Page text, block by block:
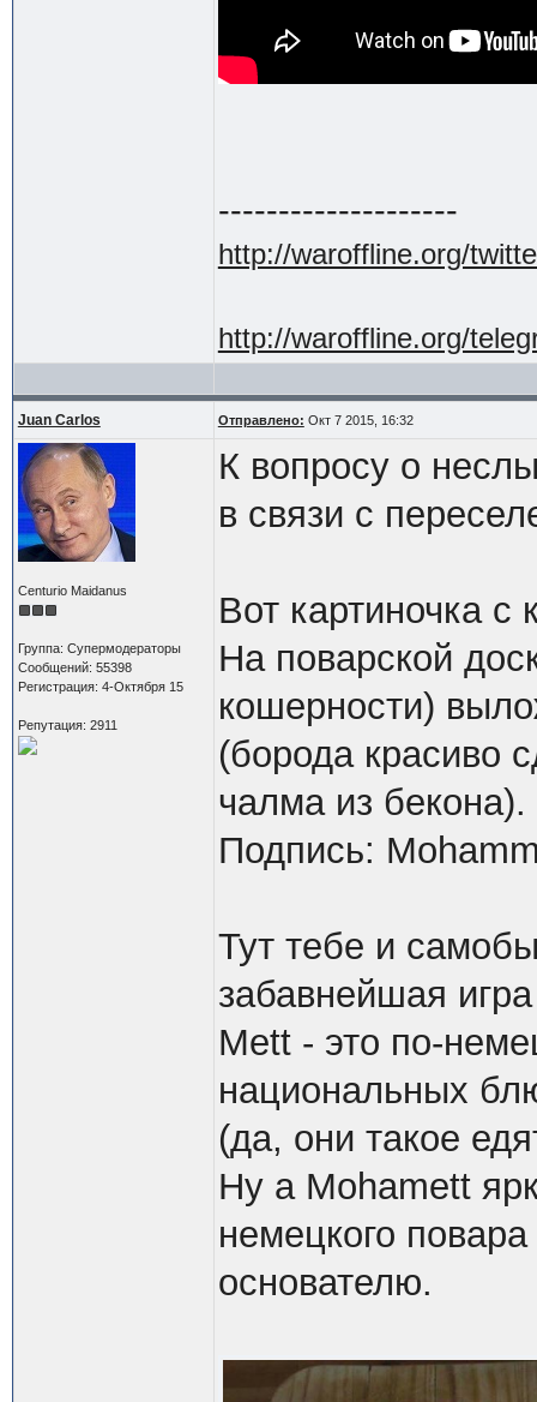
--------------------
http://waroffline.org/
http://waroffline.org/
Juan Carlos Отправлено: Окт 7 2015, 16:32
Centurio Maidanus
Группа: Супермодераторы
Сообщений: 55398
Регистрация: 4-Октября 15
Репутация: 2911
К вопросу о
в связи с
Вот картиночка с
На поварской
кошерности)
(борода красиво
чалма из бекона).
Подпись:
Тут тебе и
забавнейшая
Mett - это по-
национальных
(да, они такое
Ну а Mohamett
немецкого
основателю.